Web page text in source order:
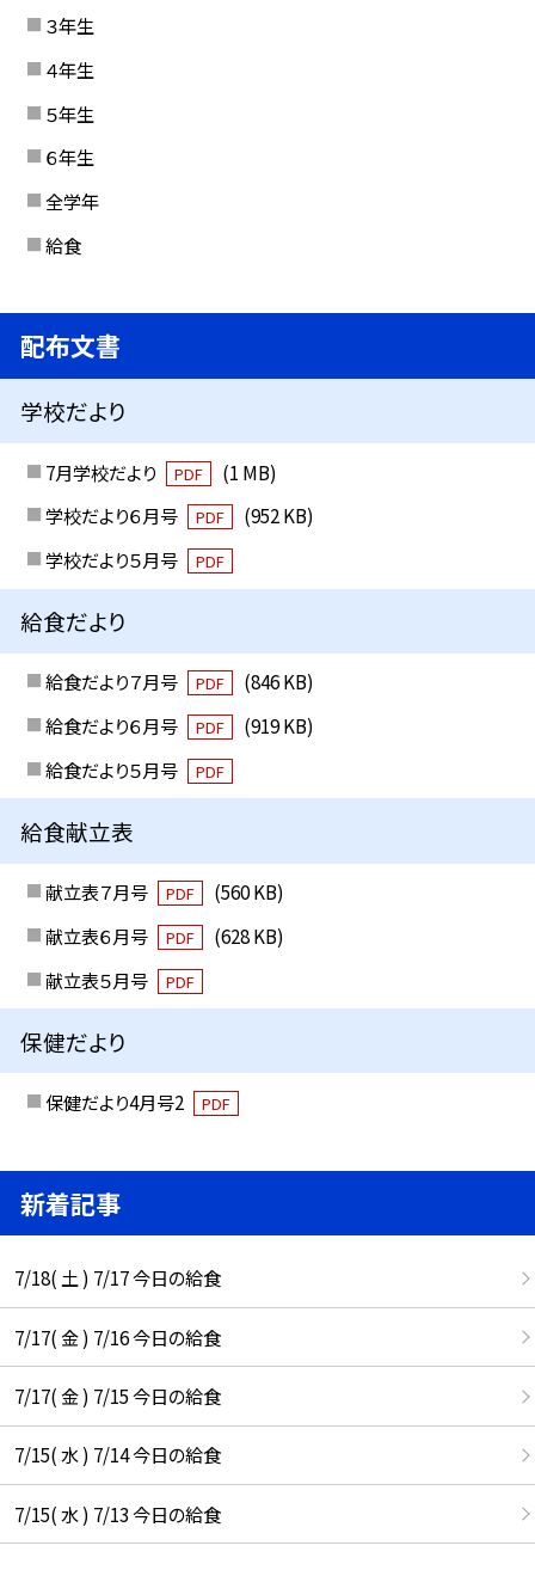
３年生
４年生
５年生
６年生
全学年
給食
配布文書
学校だより
7月学校だより PDF
(1 MB)
学校だより６月号
PDF
(952 KB)
学校だより５月号
PDF
給食だより
給食だより７月号 PDF
(846 KB)
給食だより６月号
PDF
(919 KB)
給食だより５月号
PDF
給食献立表
献立表７月号 PDF
(560 KB)
献立表６月号
PDF
(628 KB)
献立表５月号
PDF
保健だより
保健だより4月号2 PDF
新着記事
7/18( 土 ) 7/17 今日の給食
7/17( 金 ) 7/16 今日の給食
7/17( 金 ) 7/15 今日の給食
7/15( 水 ) 7/14 今日の給食
7/15( 水 ) 7/13 今日の給食